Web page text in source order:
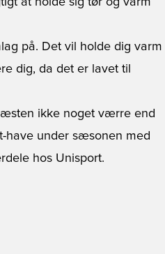
på. Det vil holde dig varm
dig, da det er lavet til
ikke noget værre end
have under sæsonen med
hos Unisport.